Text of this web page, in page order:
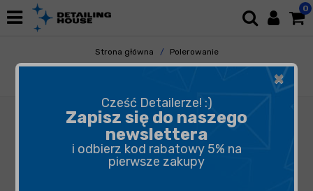
0
Strona główna
Polerowanie
Akcesoria Polerskie
Taśmy Maskujące
×
Cześć Detailerze! :)
Zapisz się do naszego
newslettera
i odbierz kod rabatowy 5% na
pierwsze zakupy